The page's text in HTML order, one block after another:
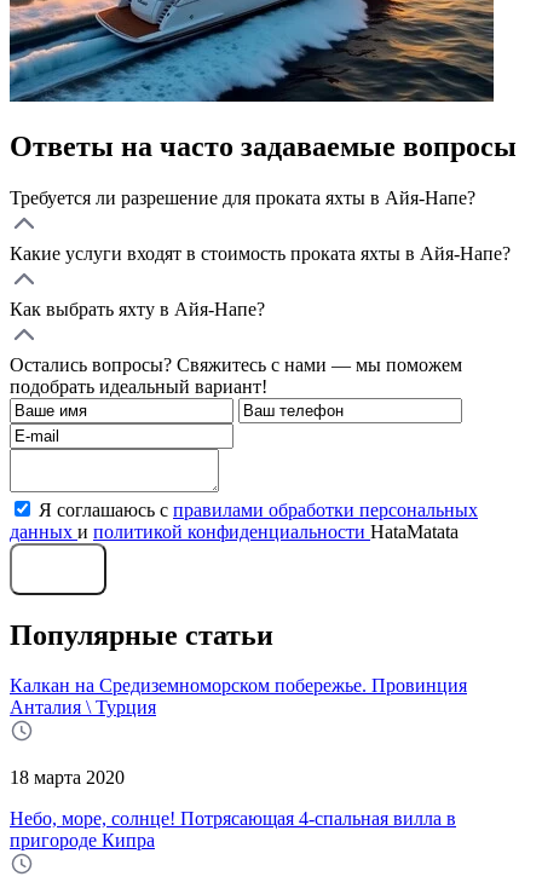
Ответы на часто задаваемые вопросы
Требуется ли разрешение для проката яхты в Айя-Напе?
Какие услуги входят в стоимость проката яхты в Айя-Напе?
Как выбрать яхту в Айя-Напе?
Остались вопросы? Свяжитесь с нами — мы поможем
подобрать идеальный вариант!
Я соглашаюсь с правилами обработки персональных
данных и политикой конфиденциальности HataMatata
Популярные статьи
Калкан на Средиземноморском побережье. Провинция
Анталия \ Турция
18 марта 2020
Небо, море, солнце! Потрясающая 4-спальная вилла в
пригороде Кипра